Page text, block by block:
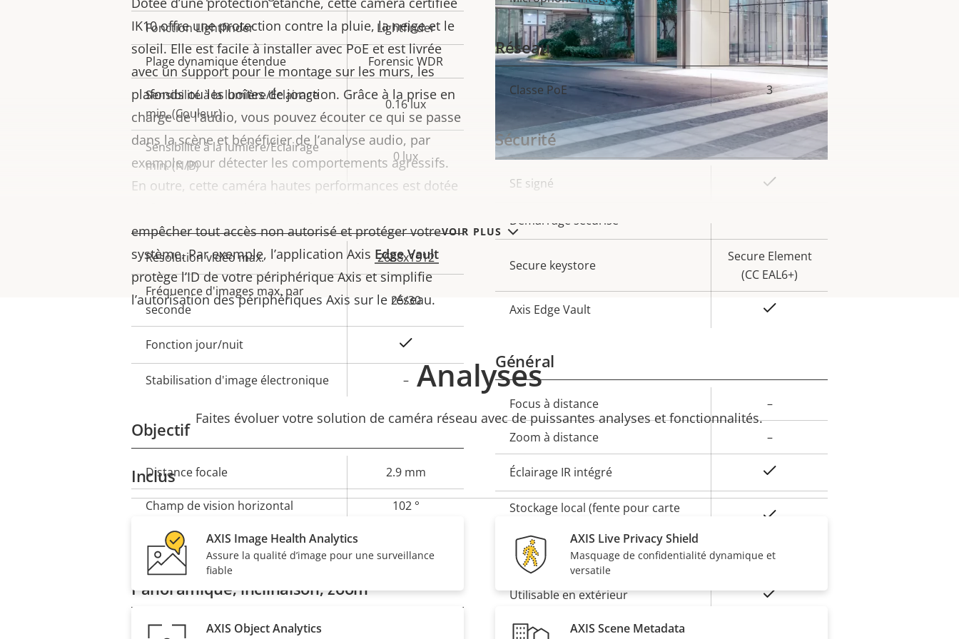
IK10 offre une protection contre la pluie, la neige et le
soleil. Elle est facile à installer avec PoE et est livrée
avec un support pour le montage sur les murs, les
plafonds ou les boîtes de jonction. Grâce à la prise en
charge de l’audio, vous pouvez écouter ce qui se passe
dans la scène et bénéficier de l’analyse audio, par
exemple pour détecter les comportements agressifs.
En outre, cette caméra hautes performances est dotée
empêcher tout accès non autorisé et protéger votre
système. Par exemple, l’application Axis Edge Vault
protège l’ID de votre périphérique Axis et simplifie
l’autorisation des périphériques Axis sur le réseau.
VOIR PLUS
propriété
propriété
Fonction Lightfinder Lightfinder
Plage dynamique étendue Forensic WDR
Sensibilité à la lumière/Éclairage
min. (Couleur)
0.16 lux
Sensibilité à la lumière/Éclairage
min. (N/B)
0 lux
Description
de la
propriété
Valeur
de la
propriété
Résolution vidéo max. 2688x1512
Fréquence d'images max. par
seconde
25/30
Fonction jour/nuit
Stabilisation d'image électronique –
Objectif
Description
de la
de la
Distance focale 2.9 mm
Champ de vision horizontal 102 °
Champ de vision vertical
Panoramique, inclinaison, zoom
Description Valeur
PTZ à distance
propriété
propriété
Réseau
Description
propriété
Valeur
de la
propriété
Classe PoE 3
Sécurité
Description
propriété
propriété
SE signé
Démarrage sécurisé
Secure keystore
Secure Element
(CC EAL6+)
Axis Edge Vault
Général
Description
de la
propriété
de la
propriété
Focus à distance –
Zoom à distance –
Éclairage IR intégré
Stockage local (fente pour carte
Température de fonctionnement -40 to 50 °C
Utilisable en extérieur Oui
Indice de protection contre le
Analyses
Faites évoluer votre solution de caméra réseau avec de puissantes analyses et fonctionnalités.
Inclus
AXIS Image Health Analytics
Assure la qualité d’image pour une surveillance
fiable
AXIS Live Privacy Shield
Masquage de confidentialité dynamique et
versatile
AXIS Object Analytics AXIS Scene Metadata